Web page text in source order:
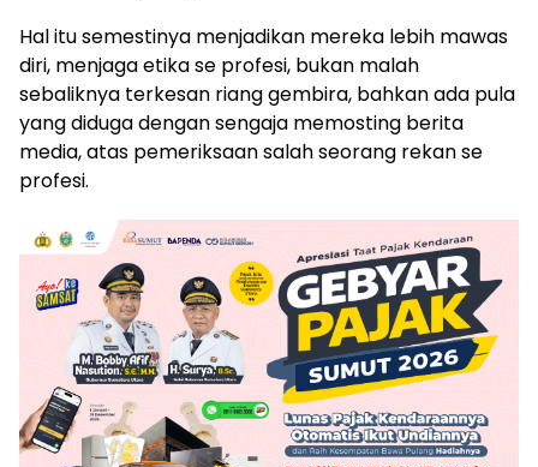
Hal itu semestinya menjadikan mereka lebih mawas
diri, menjaga etika se profesi, bukan malah
sebaliknya terkesan riang gembira, bahkan ada pula
yang diduga dengan sengaja memosting berita
media, atas pemeriksaan salah seorang rekan se
profesi.